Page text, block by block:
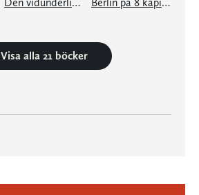
Den vidunderliga kärlekens historia Berlin på 8 kapitel
Visa alla 21 böcker